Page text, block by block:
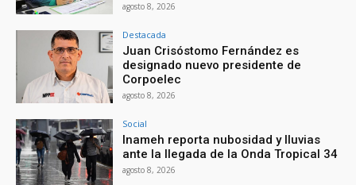
agosto 8, 2026
Destacada
Juan Crisóstomo Fernández es
designado nuevo presidente de
Corpoelec
agosto 8, 2026
Social
Inameh reporta nubosidad y lluvias
ante la llegada de la Onda Tropical 34
agosto 8, 2026